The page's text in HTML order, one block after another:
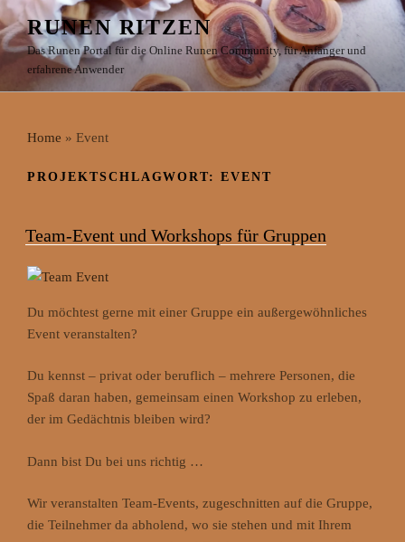
Zum
Inhalt
springen
RUNEN RITZEN
Das Runen Portal für die Online Runen Community, für Anfänger und
erfahrene Anwender
Home » Event
PROJEKTSCHLAGWORT:EVENT
Team-Event und Workshops für Gruppen
Du möchtest gerne mit einer Gruppe ein außergewöhnliches
Event veranstalten?
Du kennst – privat oder beruflich – mehrere Personen, die
Spaß daran haben, gemeinsam einen Workshop zu erleben,
der im Gedächtnis bleiben wird?
Dann bist Du bei uns richtig …
Wir veranstalten Team-Events, zugeschnitten auf die Gruppe,
die Teilnehmer da abholend, wo sie stehen und mit Ihrem